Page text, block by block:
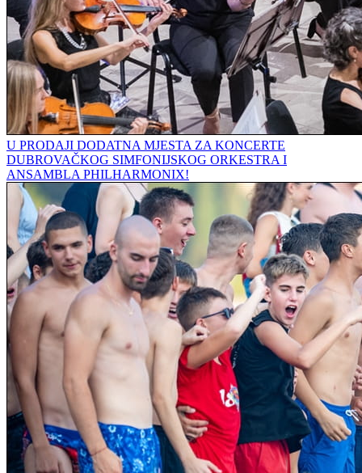
U PRODAJI DODATNA MJESTA ZA KONCERTE
DUBROVAČKOG SIMFONIJSKOG ORKESTRA I
ANSAMBLA PHILHARMONIX!